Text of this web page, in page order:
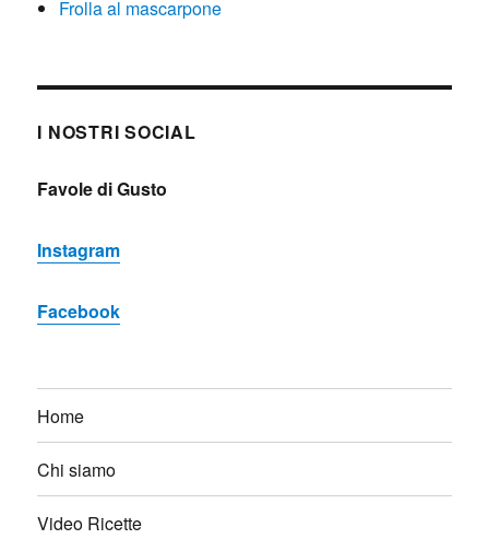
Frolla al mascarpone
I NOSTRI SOCIAL
Favole di Gusto
Instagram
Facebook
Home
Chi siamo
Video Ricette